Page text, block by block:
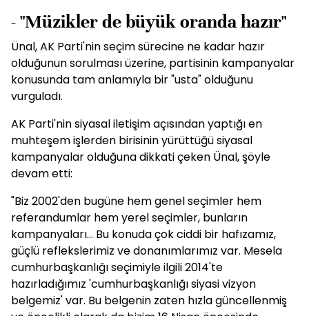
- "Müzikler de büyük oranda hazır"
Ünal, AK Parti'nin seçim sürecine ne kadar hazır
olduğunun sorulması üzerine, partisinin kampanyalar
konusunda tam anlamıyla bir "usta" olduğunu
vurguladı.
AK Parti'nin siyasal iletişim açısından yaptığı en
muhteşem işlerden birisinin yürüttüğü siyasal
kampanyalar olduğuna dikkati çeken Ünal, şöyle
devam etti:
"Biz 2002'den bugüne hem genel seçimler hem
referandumlar hem yerel seçimler, bunların
kampanyaları... Bu konuda çok ciddi bir hafızamız,
güçlü reflekslerimiz ve donanımlarımız var. Mesela
cumhurbaşkanlığı seçimiyle ilgili 2014'te
hazırladığımız 'cumhurbaşkanlığı siyasi vizyon
belgemiz' var. Bu belgenin zaten hızla güncellenmiş